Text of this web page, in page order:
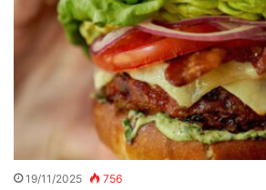
19/11/2025 756